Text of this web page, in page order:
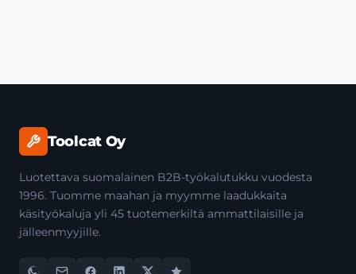
Toolcat Oy
Luotettava suomalainen B2B-työkalutukku vuodesta
1996. Tuomme maahan ja myymme laadukkaita
käsityökaluja yli 45 tuotemerkiltä ammattilaisille ja
jälleenmyyjille.